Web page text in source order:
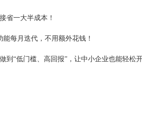
省一大半成本！
能每月迭代，不用额外花钱！
到“低门槛、高回报”，让中小企业也能轻松